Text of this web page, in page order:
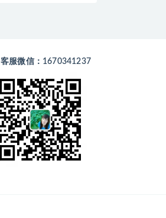
客服微信：1670341237